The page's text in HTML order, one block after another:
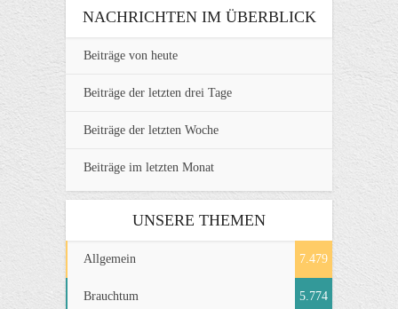
NACHRICHTEN IM ÜBERBLICK
Beiträge von heute
Beiträge der letzten drei Tage
Beiträge der letzten Woche
Beiträge im letzten Monat
UNSERE THEMEN
Allgemein 7.479
Brauchtum 5.774